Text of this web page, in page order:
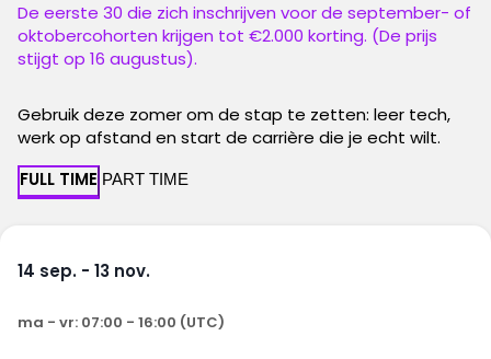
De eerste 30 die zich inschrijven voor de september- of
oktobercohorten krijgen tot €2.000 korting. (De prijs
stijgt op 16 augustus).
Gebruik deze zomer om de stap te zetten: leer tech,
werk op afstand en start de carrière die je echt wilt.
FULL TIME PART TIME
14 sep. - 13 nov.
ma - vr: 07:00 - 16:00 (UTC)